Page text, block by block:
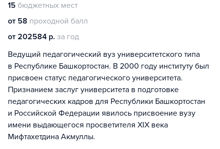
15 бюджетных мест
от 58 проходной балл
от 202584 р. за год
Ведущий педагогический вуз университетского типа
в Республике Башкортостан. В 2000 году институту был
присвоен статус педагогического университета.
Признанием заслуг университета в подготовке
педагогических кадров для Республики Башкортостан
и Российской Федерации явилось присвоение вузу
имени выдающегося просветителя XIX века
Мифтахетдина Акмуллы.